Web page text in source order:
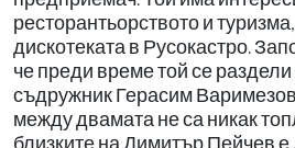
ресторантьорството и
дискотеката в Русокастро.
че преди време той се
съдружник Герасим
между двамата не са никак
близките на Димитър Пейчев